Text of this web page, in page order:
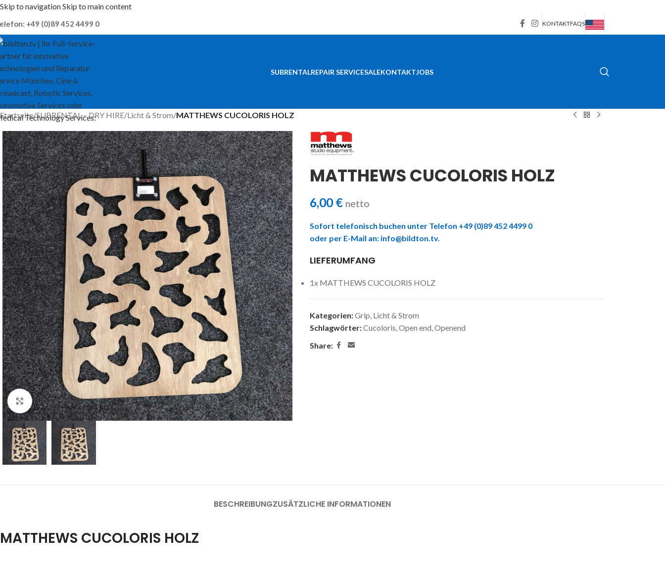
Skip to navigationSkip to main content
+49 (0)89 452 4499 0 KONTAKTFAQS
SUBRENTALREPAIR SERVICESALEKONTAKTJOBS
Startseite/SUBRENTAL – DRY HIRE/Licht & Strom/MATTHEWS CUCOLORIS HOLZ
Klick zu Vergrößern
MATTHEWS CUCOLORIS HOLZ
6,00€ netto
Sofort telefonisch buchen unter Telefon +49 (0)89 452 4499 0
oder per E-Mail an: info@bildton.tv.
LIEFERUMFANG
1x MATTHEWS CUCOLORIS HOLZ
Kategorien:Grip, Licht & Strom
Schlagwörter:Cucoloris,Open end,Openend
Share:
BESCHREIBUNGZUSÄTZLICHE INFORMATIONEN
MATTHEWS CUCOLORIS HOLZ